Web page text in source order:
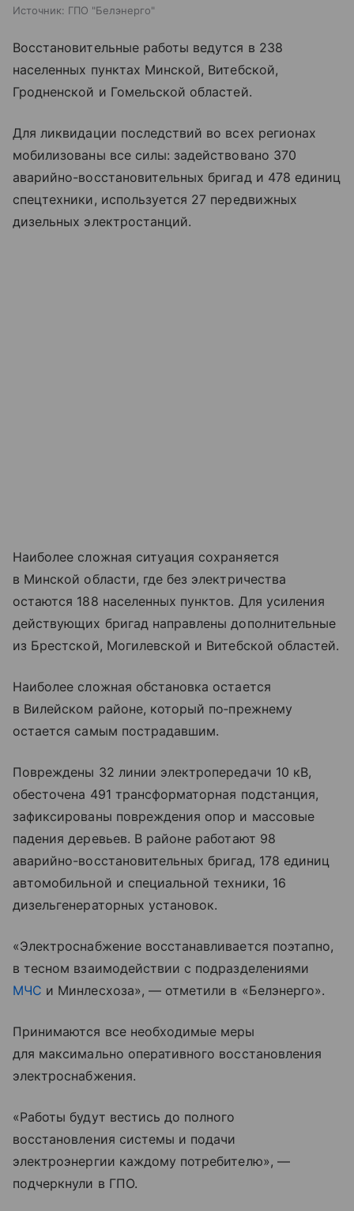
Источник: ГПО "Белэнерго"
Восстановительные работы ведутся в 238
населенных пунктах Минской, Витебской,
Гродненской и Гомельской областей.
Для ликвидации последствий во всех регионах
мобилизованы все силы: задействовано 370
аварийно-восстановительных бригад и 478 единиц
спецтехники, используется 27 передвижных
дизельных электростанций.
Наиболее сложная ситуация сохраняется
в Минской области, где без электричества
остаются 188 населенных пунктов. Для усиления
действующих бригад направлены дополнительные
из Брестской, Могилевской и Витебской областей.
Наиболее сложная обстановка остается
в Вилейском районе, который по‑прежнему
остается самым пострадавшим.
Повреждены 32 линии электропередачи 10 кВ,
обесточена 491 трансформаторная подстанция,
зафиксированы повреждения опор и массовые
падения деревьев. В районе работают 98
аварийно-восстановительных бригад, 178 единиц
автомобильной и специальной техники, 16
дизельгенераторных установок.
«Электроснабжение восстанавливается поэтапно,
в тесном взаимодействии с подразделениями
МЧС и Минлесхоза», — отметили в «Белэнерго».
Принимаются все необходимые меры
для максимально оперативного восстановления
электроснабжения.
«Работы будут вестись до полного
восстановления системы и подачи
электроэнергии каждому потребителю», —
подчеркнули в ГПО.